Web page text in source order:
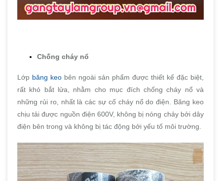
Chống cháy nổ
Lớp băng keo bên ngoài sản phẩm được thiết kế đặc biệt,
rất khó bắt lửa, nhằm cho mục đích chống cháy nổ và
những rủi ro, nhất là các sự cố cháy nổ do điện. Băng keo
chịu tải được nguồn điện 600V, không bị nóng chảy bởi dây
điện bên trong và không bị tác động bởi yếu tố môi trường.